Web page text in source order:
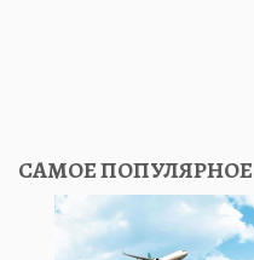
САМОЕ ПОПУЛЯРНОЕ